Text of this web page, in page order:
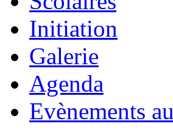
Initiation
Galerie
Agenda
Evènements